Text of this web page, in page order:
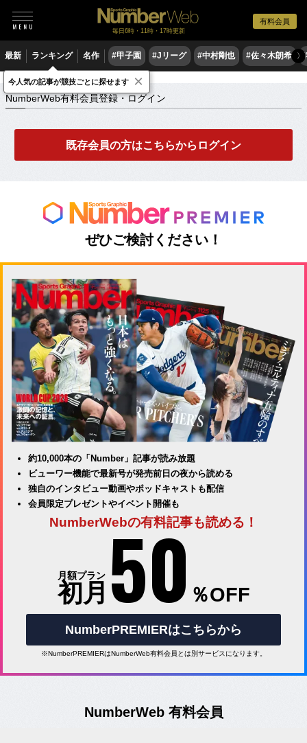
有料会員
毎日6時・11時・17時更新
最新 ランキング 名作 #甲子園 #Jリーグ #中村剛也 #佐々木朗希 〉
NumberWeb有料会員登録・ログイン
NumberWeb有料会員登録・ログイン
既存会員の方はこちらからログイン
ぜひご検討ください！
約10,000本の「Number」記事が読み放題
ビューワー機能で最新号が発売前日の夜から読める
独自のインタビュー動画やポッドキャストも配信
会員限定プレゼントやイベント開催も
NumberWebの有料記事も読める！
月額プラン
初月 50 ％OFF
NumberPREMIERはこちらから
※NumberPREMIERはNumberWeb有料会員とは別サービスになります。
NumberWeb 有料会員
今人気の記事が競技ごとに探せます ×